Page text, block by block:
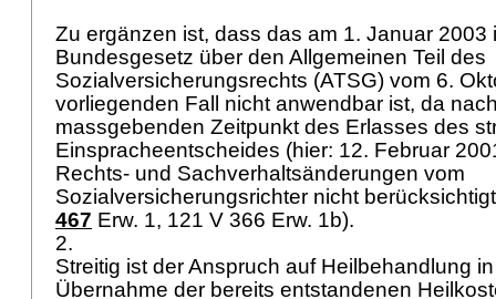
Zu ergänzen ist, dass das am 1. Januar 2003
Bundesgesetz über den Allgemeinen Teil des
Sozialversicherungsrechts (ATSG) vom 6.
vorliegenden Fall nicht anwendbar ist, da
massgebenden Zeitpunkt des Erlasses des
Einspracheentscheides (hier: 12. Februar
Rechts- und Sachverhaltsänderungen vom
Sozialversicherungsrichter nicht
467 Erw. 1, 121 V 366 Erw. 1b).
2.
Streitig ist der Anspruch auf Heilbehandlung
Übernahme der bereits entstandenen